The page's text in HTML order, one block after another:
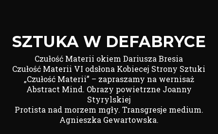
SZTUKA W DEFABRYCE
Czułość Materii okiem Dariusza Bresia
Czułość Materii VI odsłona Kobiecej Strony Sztuki
„Czułość Materii” – zapraszamy na wernisaż
Abstract Mind. Obrazy powietrzne Joanny
Styrylskiej
Protista nad morzem mgły. Transgresje medium.
Agnieszka Gewartowska.